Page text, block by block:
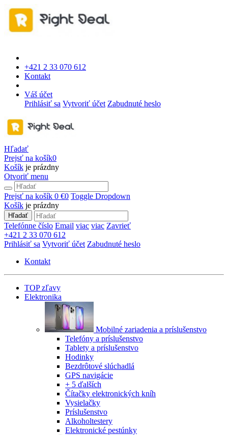
+421 2 33 070 612
Kontakt
Váš účet
Prihlásiť sa Vytvoriť účet Zabudnuté heslo
Hľadať
Prejsť na košík0
Košík je prázdny
Otvoriť menu
Prejsť na košík 0 €0 Toggle Dropdown
Košík je prázdny
Hľadať
Telefónne číslo Email viac viac Zavrieť
+421 2 33 070 612
Prihlásiť sa Vytvoriť účet Zabudnuté heslo
Kontakt
TOP zľavy
Elektronika
Mobilné zariadenia a príslušenstvo
Telefóny a príslušenstvo
Tablety a príslušenstvo
Hodinky
Bezdrôtové slúchadlá
GPS navigácie
+ 5 ďalších
Čítačky elektronických kníh
Vysielačky
Príslušenstvo
Alkoholtestery
Elektronické pestúnky